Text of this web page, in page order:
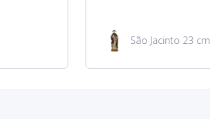
Medalha de São